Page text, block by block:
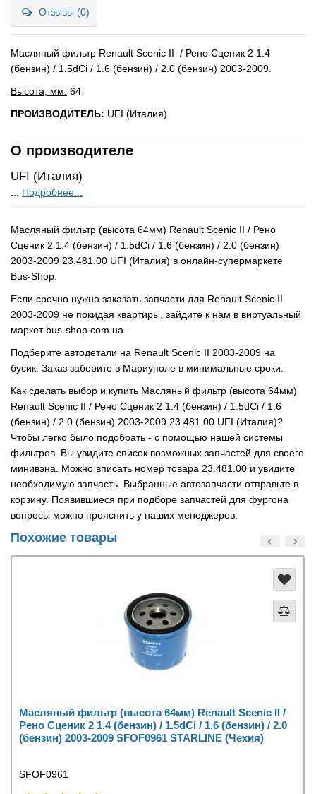
Отзывы (0)
Масляный фильтр Renault Scenic II / Рено Сценик 2 1.4
(бензин) / 1.5dCi / 1.6 (бензин) / 2.0 (бензин) 2003-2009.
Высота, мм: 64
ПРОИЗВОДИТЕЛЬ: UFI (Италия)
О производителе
UFI (Италия)
Подробнее...
Масляный фильтр (высота 64мм) Renault Scenic II / Рено
Сценик 2 1.4 (бензин) / 1.5dCi / 1.6 (бензин) / 2.0 (бензин)
2003-2009 23.481.00 UFI (Италия) в онлайн-супермаркете
Bus-Shop.
Если срочно нужно заказать запчасти для Renault Scenic II
2003-2009 не покидая квартиры, зайдите к нам в виртуальный
маркет bus-shop.com.ua.
Подберите автодетали на Renault Scenic II 2003-2009 на
бусик. Заказ заберите в Мариуполе в минимальные сроки.
Как сделать выбор и купить Масляный фильтр (высота 64мм)
Renault Scenic II / Рено Сценик 2 1.4 (бензин) / 1.5dCi / 1.6
(бензин) / 2.0 (бензин) 2003-2009 23.481.00 UFI (Италия)?
Чтобы легко было подобрать - с помощью нашей системы
фильтров. Вы увидите список возможных запчастей для своего
минивэна. Можно вписать номер товара 23.481.00 и увидите
необходимую запчасть. Выбранные автозапчасти отправьте в
корзину. Появившиеся при подборе запчастей для фургона
вопросы можно прояснить у наших менеджеров.
Похожие товары
Масляный фильтр (высота 64мм) Renault Scenic II /
Рено Сценик 2 1.4 (бензин) / 1.5dCi / 1.6 (бензин) / 2.0
(бензин) 2003-2009 SFOF0961 STARLINE (Чехия)
SFOF0961